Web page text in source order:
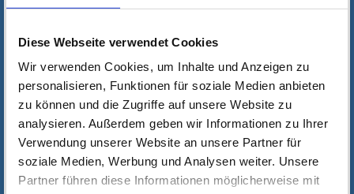
Diese Webseite verwendet Cookies
Wir verwenden Cookies, um Inhalte und Anzeigen zu
personalisieren, Funktionen für soziale Medien anbieten
zu können und die Zugriffe auf unsere Website zu
analysieren. Außerdem geben wir Informationen zu Ihrer
Verwendung unserer Website an unsere Partner für
soziale Medien, Werbung und Analysen weiter. Unsere
Partner führen diese Informationen möglicherweise mit